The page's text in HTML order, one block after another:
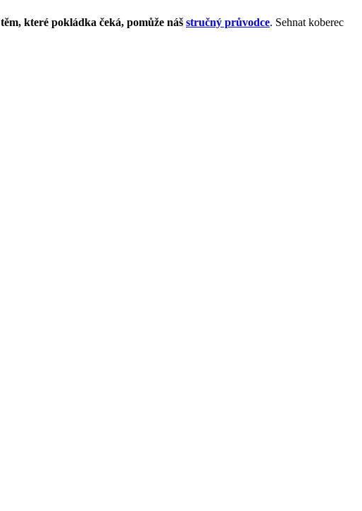
těm, které pokládka čeká, pomůže náš stručný průvodce. Sehnat koberec